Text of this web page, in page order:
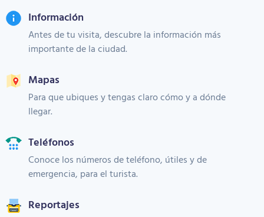
Información
Antes de tu visita, descubre la información más
importante de la ciudad.
Mapas
Para que ubiques y tengas claro cómo y a dónde
llegar.
Teléfonos
Conoce los números de teléfono, útiles y de
emergencia, para el turista.
Reportajes